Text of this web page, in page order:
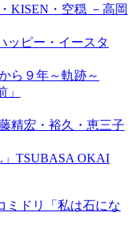
KISEN・空穏 －高岡
ッピー・イースタ
ら９年～軌跡～
精宏・裕久・恵三子
」TSUBASA OKAI
ミドリ「私は石にな